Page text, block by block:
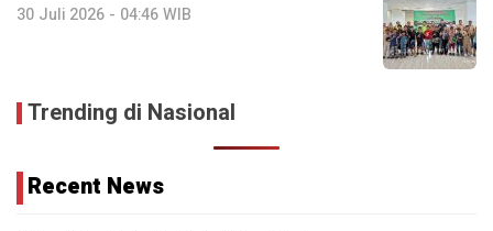
30 Juli 2026 - 04:46 WIB
Trending di Nasional
Recent News